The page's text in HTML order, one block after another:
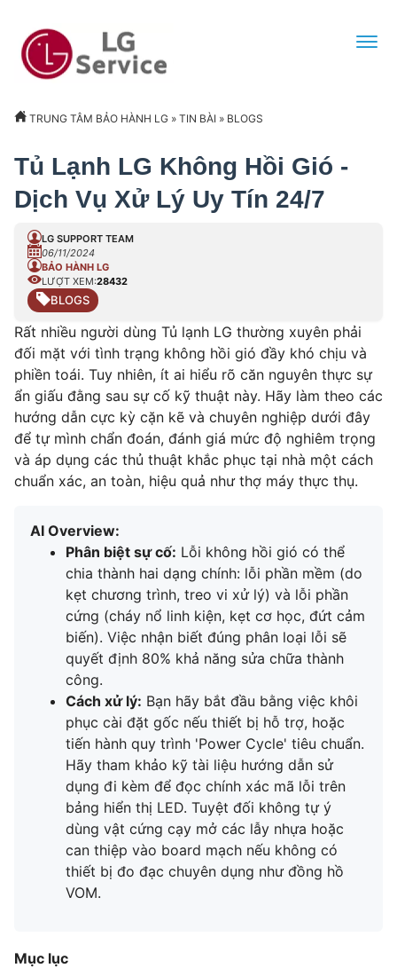
TRUNG TÂM BẢO HÀNH LG » TIN BÀI » BLOGS
Tủ Lạnh LG Không Hồi Gió -
Dịch Vụ Xử Lý Uy Tín 24/7
LG SUPPORT TEAM
06/11/2024
BẢO HÀNH LG
LƯỢT XEM:28432
BLOGS
Rất nhiều người dùng Tủ lạnh LG thường xuyên phải
đối mặt với tình trạng không hồi gió đầy khó chịu và
phiền toái. Tuy nhiên, ít ai hiểu rõ căn nguyên thực sự
ẩn giấu đằng sau sự cố kỹ thuật này. Hãy làm theo các
hướng dẫn cực kỳ cặn kẽ và chuyên nghiệp dưới đây
để tự mình chẩn đoán, đánh giá mức độ nghiêm trọng
và áp dụng các thủ thuật khắc phục tại nhà một cách
chuẩn xác, an toàn, hiệu quả như thợ máy thực thụ.
AI Overview:
Phân biệt sự cố: Lỗi không hồi gió có thể
chia thành hai dạng chính: lỗi phần mềm (do
kẹt chương trình, treo vi xử lý) và lỗi phần
cứng (cháy nổ linh kiện, kẹt cơ học, đứt cảm
biến). Việc nhận biết đúng phân loại lỗi sẽ
quyết định 80% khả năng sửa chữa thành
công.
Cách xử lý: Bạn hãy bắt đầu bằng việc khôi
phục cài đặt gốc nếu thiết bị hỗ trợ, hoặc
tiến hành quy trình 'Power Cycle' tiêu chuẩn.
Hãy tham khảo kỹ tài liệu hướng dẫn sử
dụng đi kèm để đọc chính xác mã lỗi trên
bảng hiển thị LED. Tuyệt đối không tự ý
dùng vật cứng cạy mở các lẫy nhựa hoặc
can thiệp vào board mạch nếu không có
thiết bị đo đạc chuyên dụng như đồng hồ
VOM.
Mục lục